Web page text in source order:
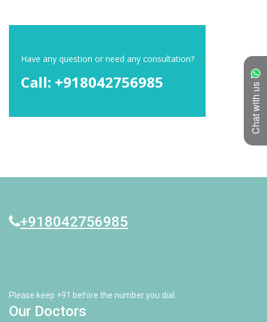
Chat with us
Have any question or need any consultation?
Call: +918042756985
+918042756985
Please keep +91 before the number you dial.
Our Doctors